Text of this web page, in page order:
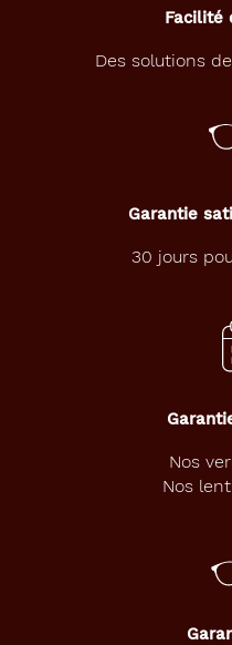
Facilité
Des solutions
Garantie
30 jours
Nos
Nos